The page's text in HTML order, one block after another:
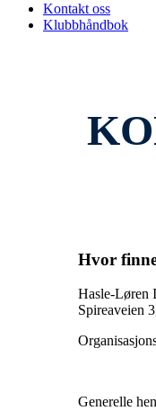
Kontakt oss
Klubbhåndbok
Hvor
Hasle-Løren
Spireaveien
Generelle